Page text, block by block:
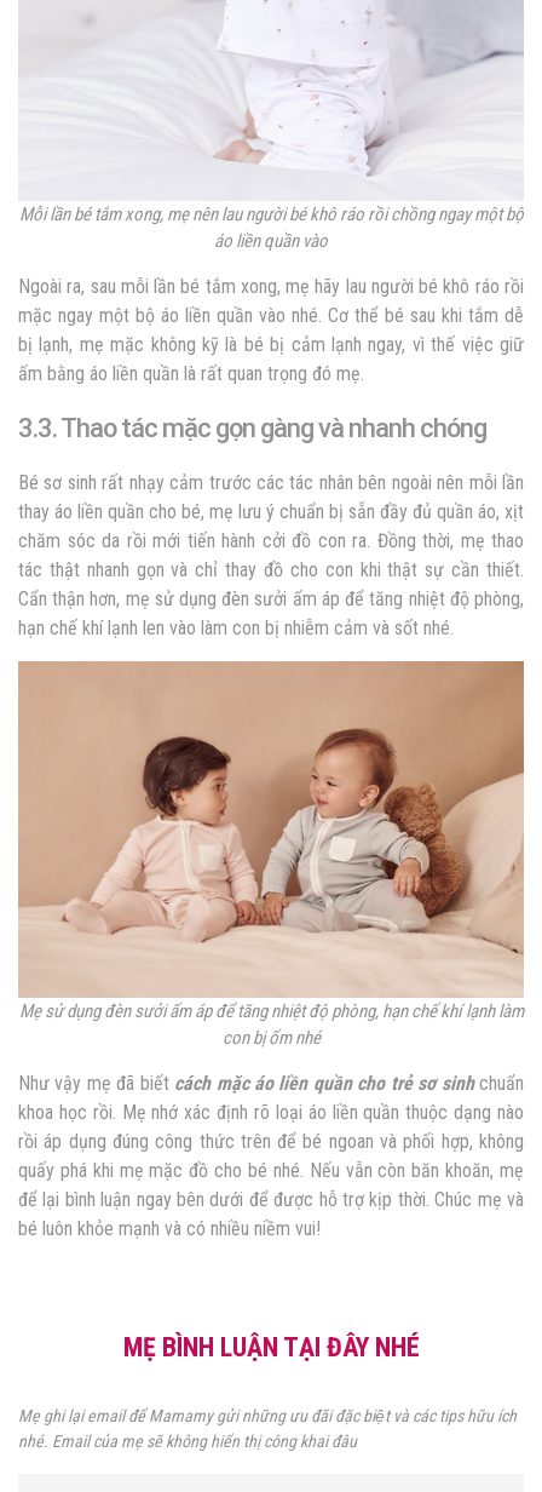
Mỗi lần bé tắm xong, mẹ nên lau người bé khô ráo rồi chồng ngay một bộ
áo liền quần vào
Ngoài ra, sau mỗi lần bé tắm xong, mẹ hãy lau người bé khô ráo rồi
mặc ngay một bộ áo liền quần vào nhé. Cơ thể bé sau khi tắm dễ
bị lạnh, mẹ mặc không kỹ là bé bị cảm lạnh ngay, vì thế việc giữ
ấm bằng áo liền quần là rất quan trọng đó mẹ.
3.3. Thao tác mặc gọn gàng và nhanh chóng
Bé sơ sinh rất nhạy cảm trước các tác nhân bên ngoài nên mỗi lần
thay áo liền quần cho bé, mẹ lưu ý chuẩn bị sẵn đầy đủ quần áo, xịt
chăm sóc da rồi mới tiến hành cởi đồ con ra. Đồng thời, mẹ thao
tác thật nhanh gọn và chỉ thay đồ cho con khi thật sự cần thiết.
Cẩn thận hơn, mẹ sử dụng đèn sưởi ấm áp để tăng nhiệt độ phòng,
hạn chế khí lạnh len vào làm con bị nhiễm cảm và sốt nhé.
Mẹ sử dụng đèn sưởi ấm áp để tăng nhiệt độ phòng, hạn chế khí lạnh làm
con bị ốm nhé
Như vậy mẹ đã biết cách mặc áo liền quần cho trẻ sơ sinhchuẩn
khoa học rồi. Mẹ nhớ xác định rõ loại áo liền quần thuộc dạng nào
rồi áp dụng đúng công thức trên để bé ngoan và phối hợp, không
quấy phá khi mẹ mặc đồ cho bé nhé. Nếu vẫn còn băn khoăn, mẹ
để lại bình luận ngay bên dưới để được hỗ trợ kịp thời. Chúc mẹ và
bé luôn khỏe mạnh và có nhiều niềm vui!
MẸ BÌNH LUẬN TẠI ĐÂY NHÉ
Mẹ ghi lại email để Mamamy gửi những ưu đãi đặc biệt và các tips hữu ích
nhé. Email của mẹ sẽ không hiển thị công khai đâu